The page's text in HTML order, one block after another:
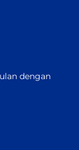
dengan